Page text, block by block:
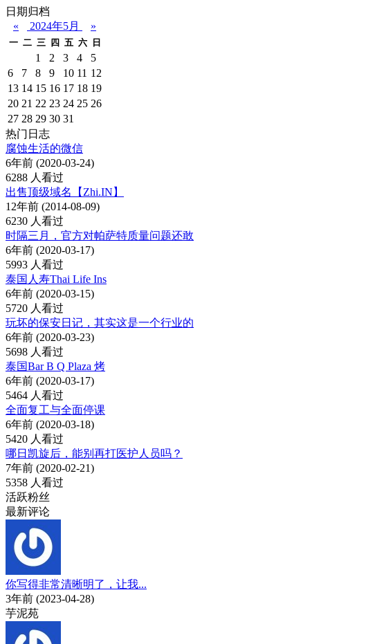
日期归档
«
2024年5月 »
一 二 三 四 五 六 日
1 2 3 4
5
6
7 8 9 10 11 12
13 14 15 16 17 18 19
20 21 22 23 24 25 26
27 28 29 30 31
热门日志
腐蚀生活的微信
6年前 (2020-03-24)
6288 人看过
出售顶级域名【Zhi.IN】
12年前 (2014-08-09)
6230 人看过
时隔三月，官方对帕萨特质量问题还敢
6年前 (2020-03-17)
5993 人看过
泰国人寿Thai Life Ins
6年前 (2020-03-15)
5720 人看过
玩坏的保安日记，其实这是一个行业的
6年前 (2020-03-23)
5698 人看过
泰国Bar B Q Plaza 烤
6年前 (2020-03-17)
5464 人看过
全面复工与全面停课
6年前 (2020-03-18)
5420 人看过
哪日凯旋后，能别再打医护人员吗？
7年前 (2020-02-21)
5358 人看过
活跃粉丝
最新评论
你写得非常清晰明了，让我...
3年前 (2023-04-28)
芋泥苑